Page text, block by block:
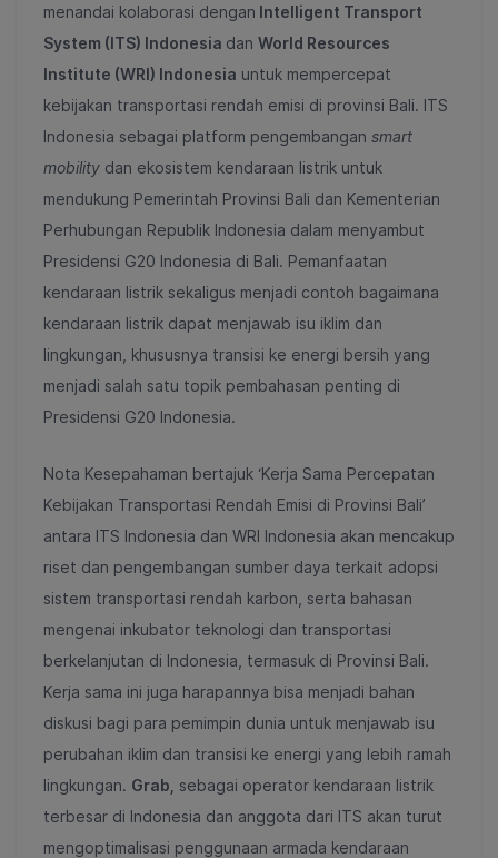
menandai kolaborasi dengan Intelligent Transport
System (ITS) Indonesia dan World Resources
Institute (WRI) Indonesia untuk mempercepat
kebijakan transportasi rendah emisi di provinsi Bali. ITS
Indonesia sebagai platform pengembangan smart
mobility dan ekosistem kendaraan listrik untuk
mendukung Pemerintah Provinsi Bali dan Kementerian
Perhubungan Republik Indonesia dalam menyambut
Presidensi G20 Indonesia di Bali. Pemanfaatan
kendaraan listrik sekaligus menjadi contoh bagaimana
kendaraan listrik dapat menjawab isu iklim dan
lingkungan, khususnya transisi ke energi bersih yang
menjadi salah satu topik pembahasan penting di
Presidensi G20 Indonesia.
Nota Kesepahaman bertajuk ‘Kerja Sama Percepatan
Kebijakan Transportasi Rendah Emisi di Provinsi Bali’
antara ITS Indonesia dan WRI Indonesia akan mencakup
riset dan pengembangan sumber daya terkait adopsi
sistem transportasi rendah karbon, serta bahasan
mengenai inkubator teknologi dan transportasi
berkelanjutan di Indonesia, termasuk di Provinsi Bali.
Kerja sama ini juga harapannya bisa menjadi bahan
diskusi bagi para pemimpin dunia untuk menjawab isu
perubahan iklim dan transisi ke energi yang lebih ramah
lingkungan. Grab, sebagai operator kendaraan listrik
terbesar di Indonesia dan anggota dari ITS akan turut
mengoptimalisasi penggunaan armada kendaraan